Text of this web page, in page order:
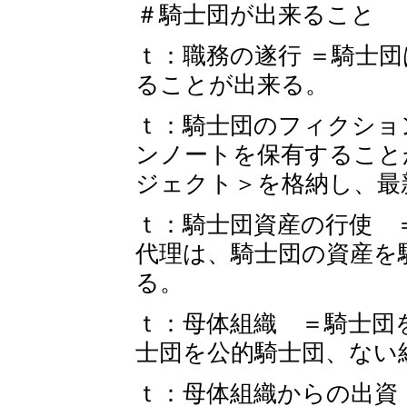
＃騎士団が出来ること
ｔ：職務の遂行 ＝騎士
ることが出来る。
ｔ：騎士団のフィクシ
ンノートを保有するこ
ジェクト＞を格納し、
ｔ：騎士団資産の行使
代理は、騎士団の資産
る。
ｔ：母体組織 ＝騎士団
士団を公的騎士団、な
ｔ：母体組織からの出